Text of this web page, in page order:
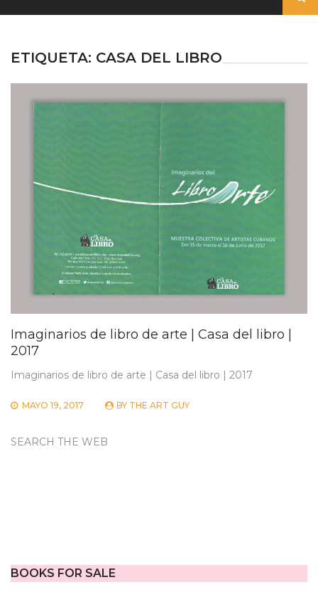
ETIQUETA: CASA DEL LIBRO
Imaginarios de libro de arte | Casa del libro |
2017
Imaginarios de libro de arte | Casa del libro | 2017
MAYO 19, 2017 BY THE ART GUY
SEARCH THE WEB
BOOKS FOR SALE